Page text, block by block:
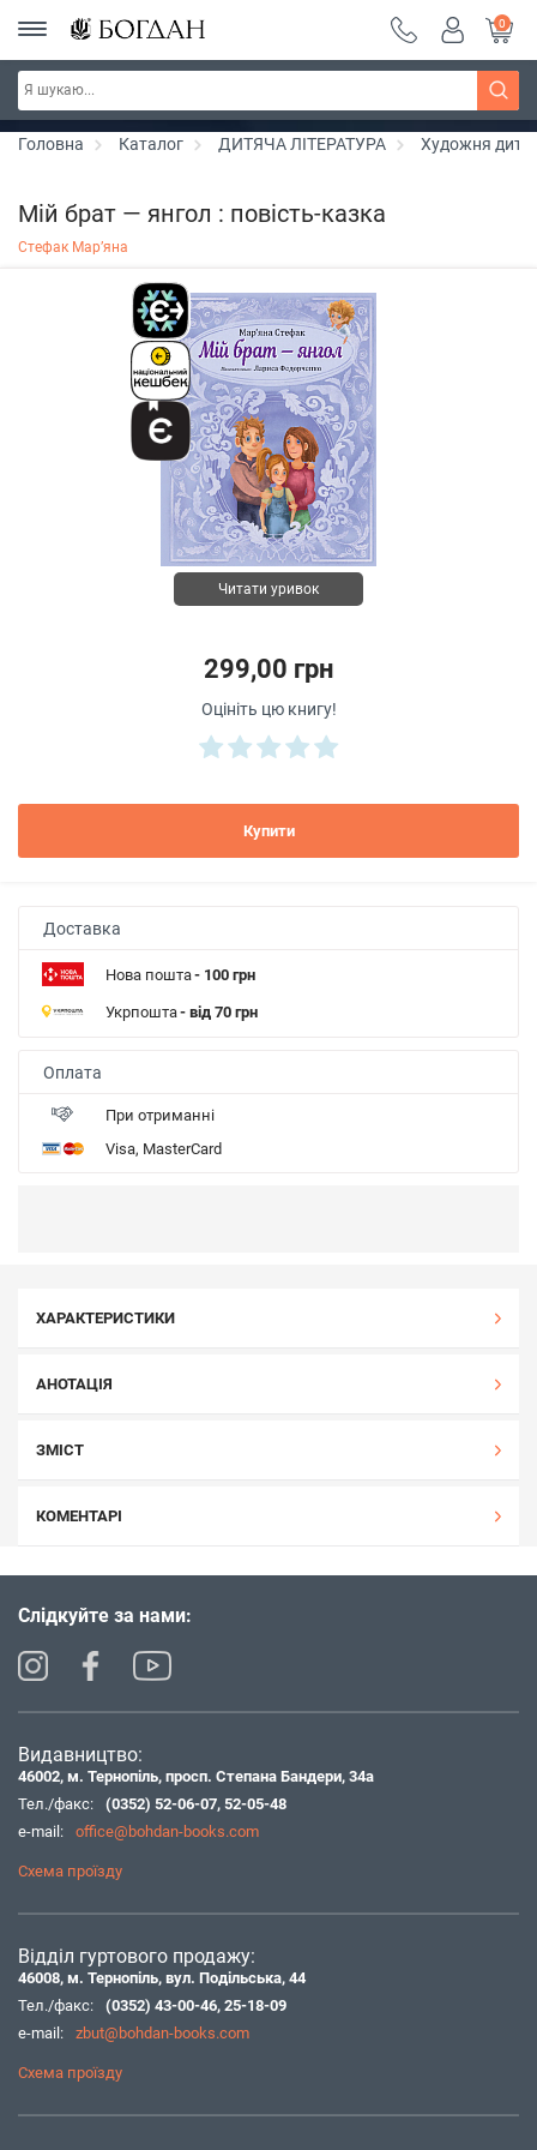
РОЗПРОДАЖ ~ 150 грн ~ 200 грн ~ 250 грн ~
300 грн ~ РОЗПРОДАЖ
Дізнатись більше
0
Головна Каталог ДИТЯЧА ЛІТЕРАТУРА Художня
Мій брат — янгол : повість-казка
Стефак Мар’яна
Читати уривок
299,00 грн
Оцініть цю книгу!
Купити
Доставка
Нова пошта- 100 грн
Укрпошта- від 70 грн
Оплата
При отриманні
Visa, MasterCard
ХАРАКТЕРИСТИКИ
АНОТАЦІЯ
ЗМІСТ
КОМЕНТАРІ
Слідкуйте за нами:
Видавництво:
46002, м. Тернопіль, просп. Степана Бандери, 34а
Тел./факс:
(0352) 52-06-07, 52-05-48
e-mail:
office@bohdan-books.com
Схема проїзду
Відділ гуртового продажу:
46008, м. Тернопіль, вул. Подільська, 44
Тел./факс:
(0352) 43-00-46, 25-18-09
e-mail:
zbut@bohdan-books.com
Схема проїзду